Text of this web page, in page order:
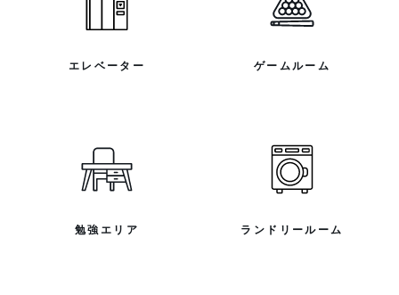
エレベーター ゲームルーム
勉強エリア ランドリールーム